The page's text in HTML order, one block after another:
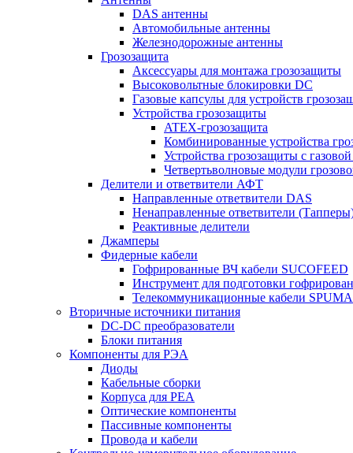
DAS антенны
Автомобильные антенны
Железнодорожные антенны
Грозозащита
Аксессуары для монтажа грозозащиты
Высоковольтные блокировки DC
Газовые капсулы для устройств
Устройства грозозащиты
ATEX-грозозащита
Комбинированные устройства
Устройства грозозащиты с
Четвертьволновые модули
Делители и ответвители АФТ
Направленные ответвители DAS
Ненаправленные ответвители
Реактивные делители
Джамперы
Фидерные кабели
Гофрированные ВЧ кабели SUCOFEED
Инструмент для подготовки
Телекоммуникационные кабели SPUMA
Вторичные источники питания
DC-DC преобразователи
Блоки питания
Компоненты для РЭА
Диоды
Кабельные сборки
Корпуса для РЕА
Оптические компоненты
Пассивные компоненты
Провода и кабели